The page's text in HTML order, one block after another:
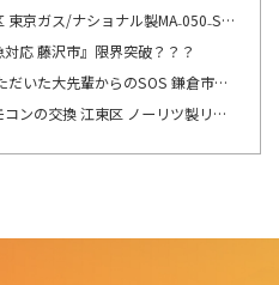
『衣類乾燥機の交換 横浜市金沢区 東京ガス/ナショナル製MA₋050₋ST→リンナイ製RDT-54S-SV へ交換』想像が出来ないですね・・・
応 藤沢市』限界突破？？？
『2017年1/21に交換をさせていただいた大先輩からのSOS 鎌倉市』この週末は、少しゆっくり出来そうです！！！
『リモコンが使いない！ 浴室リモコンの交換 江東区 ノーリツ製リモコン RC-8201Sの交換』自然の驚異を感じますね。